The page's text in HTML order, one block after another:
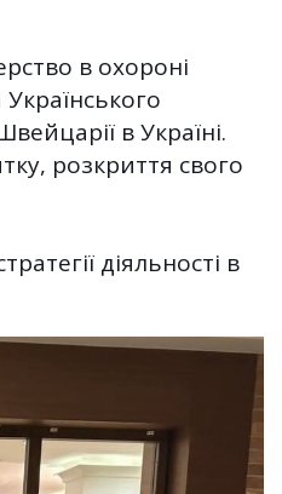
в охороні
в Україні.
розкриття свого
діяльності в